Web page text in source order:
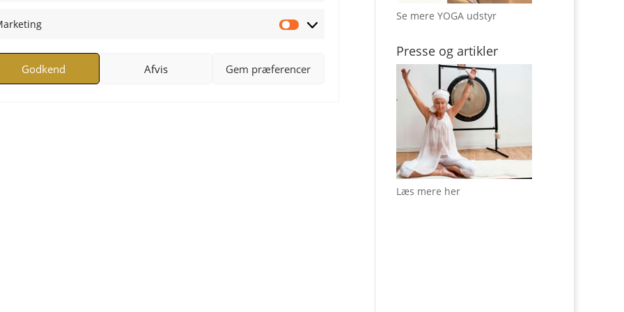
Marketing
Godkend Afvis Gem præferencer
Se mere YOGA udstyr
Presse og artikler
Læs mere her